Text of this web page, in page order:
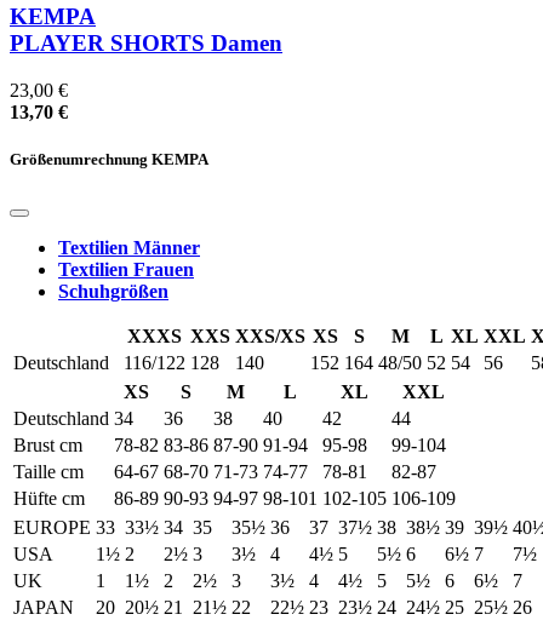
KEMPA
PLAYER SHORTS Damen
23,00 €
13,70 €
Größenumrechnung KEMPA
Textilien Männer
Textilien Frauen
Schuhgrößen
XXXS XXS XXS/XS XS S M L XL XXL
Deutschland
116/122 128 140 152 164 48/50 52 54 56
XS
S M L XL
XXL
Deutschland 34 36 38 40 42
44
Brust cm
78-82 83-86 87-90 91-94 95-98
99-104
Taille cm
64-67 68-70 71-73 74-77 78-81
82-87
Hüfte cm
86-89 90-93 94-97 98-101 102-105 106-109
EUROPE 33 33½ 34 35 35½ 36 37 37½ 38 38½ 39 39½
USA
1½ 2 2½ 3 3½ 4 4½ 5 5½ 6 6½ 7
7½
UK
1 1½ 2 2½ 3 3½ 4 4½ 5 5½ 6 6½
7
JAPAN
20 20½ 21 21½ 22 22½ 23 23½ 24 24½ 25 25½ 26